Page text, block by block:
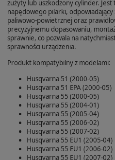
zużyty lub uszkodzony cylinder.
napędowego pilarki,
paliwowo-powietrznej oraz
precyzyjnemu dopasowaniu,
sprawnie, co pozwala na
sprawności urządzenia.
Produkt kompatybilny z modelami:
Husqvarna 51 (2000-05)
Husqvarna 51 EPA (2000-05)
Husqvarna 55 (2000-05)
Husqvarna 55 (2004-01)
Husqvarna 55 (2005-04)
Husqvarna 55 (2006-02)
Husqvarna 55 (2007-02)
Husqvarna 55 EU1 (2005-04)
Husqvarna 55 EU1 (2006-02)
Husqvarna 55 EU1 (2007-02)